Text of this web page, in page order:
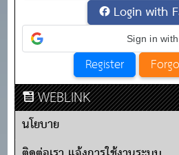
Login with
Sign in
WEBLINK
นโยบาย